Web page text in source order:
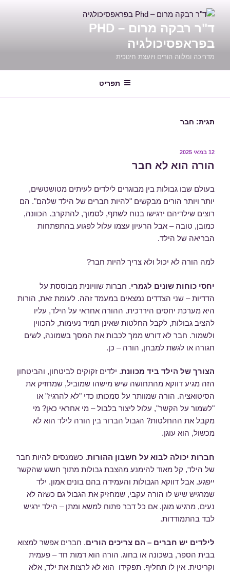
לתוכן
ד"ר רבקה מרום – PHD
בפראפסיכולגיה
מדריכה ומלווה הורים ויועצת חינוכית
תפריט
תגית: חבר
פורסם
12 במאי 2025
הורה הוא לא חבר
בעולם שבו גבולות בין מבוגרים לילדים לעיתים מטושטשים,
יותר ויותר הורים מבקשים "להיות חברים של הילד שלהם". הם
רוצים שילדיהם ירגישו בנוח לשתף, לסמוך, להתקרב. הכוונה,
כמובן, טובה – אבל הרעיון עצמו עלול לפגוע בהתפתחות
הבריאה של הילד.
למה הורה לא יכול ולא צריך להיות חבר?
יחסי כוחות שונים לגמרי. חברות שוויונית מבוססת על
הדדיות – שני הצדדים נמצאים במעמד זהה. לעומת זאת, הורות
היא מערכת יחסים היררכית. ההורה אחראי על הילד, עליו
להציב גבולות, לקבל החלטות שאינן תמיד נעימות, להכווין
ולשמור. חבר לא דורש ממך לכבות את המסך בשמונה, לשים
חגורה או לגשת למבחן, הורה – כן.
הצורך של הילד ביד מכוונת. ילדים זקוקים לביטחון, והביטחון
הזה מגיע דווקא מהתחושה שיש מישהו שמוביל, שמחזיק את
הסיטואציה. הורה שמוותר על סמכותו כדי "לא להרגיז" או
"לשמור על הקשר", עלול ליצור בלבול – מי אחראי כאן? מי
מקבל את ההחלטות? הגבול הברור בין הורה לילד הוא לא
מכשול, הוא עוגן.
חברות יכולה לבוא על חשבון ההורות. כשמנסים להיות חבר
של הילד, קל מאוד להימנע מהצבת גבולות מתוך חשש שהקשר
ייפגע. אבל דווקא הגבולות והעמידה בהם בונים אמון. ילד
שמרגיש שיש לו הורה עקבי, שמחזיק את הגבול גם כשזה לא
נעים, מרגיש מוגן. אם כל דבר פתוח למשא ומתן – הילד ירגיש
לבד בהתמודדות.
לילדים יש חברים – הם צריכים הורים. חברים אפשר למצוא
בבית הספר, בשכונה או בחוג. הורה הוא דמות חד – פעמית
וקריטית. אין לו תחליף. תפקידו הוא לא לרצות את ילד, אלא